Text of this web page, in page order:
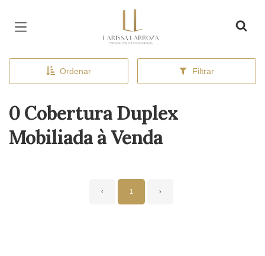
Ordenar Filtrar
0 Cobertura Duplex
Mobiliada à Venda
‹ 1 ›